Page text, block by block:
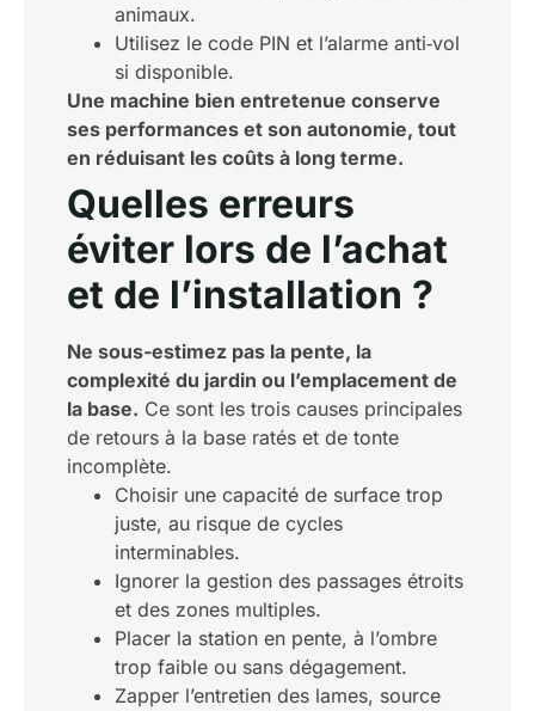
animaux.
Utilisez le code PIN et l’alarme anti‑vol
si disponible.
Une machine bien entretenue conserve
ses performances et son autonomie, tout
en réduisant les coûts à long terme.
Quelles erreurs
éviter lors de l’achat
et de l’installation ?
Ne sous-estimez pas la pente, la
complexité du jardin ou l’emplacement de
la base. Ce sont les trois causes principales
de retours à la base ratés et de tonte
incomplète.
Choisir une capacité de surface trop
juste, au risque de cycles
interminables.
Ignorer la gestion des passages étroits
et des zones multiples.
Placer la station en pente, à l’ombre
trop faible ou sans dégagement.
Zapper l’entretien des lames, source